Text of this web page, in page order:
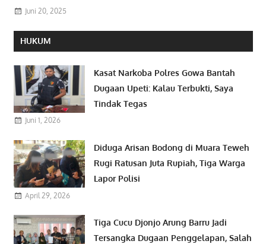
Juni 20, 2025
HUKUM
Kasat Narkoba Polres Gowa Bantah
Dugaan Upeti: Kalau Terbukti, Saya
Tindak Tegas
Juni 1, 2026
Diduga Arisan Bodong di Muara Teweh
Rugi Ratusan Juta Rupiah, Tiga Warga
Lapor Polisi
April 29, 2026
Tiga Cucu Djonjo Arung Barru Jadi
Tersangka Dugaan Penggelapan, Salah